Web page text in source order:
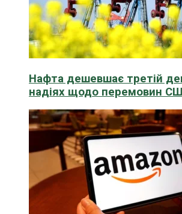
Нафта дешевшає третій
надіях щодо перемовин